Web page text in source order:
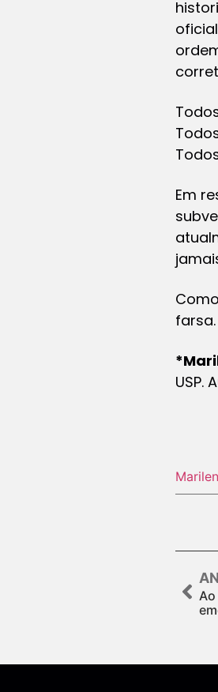
Em
farsa.
USP.